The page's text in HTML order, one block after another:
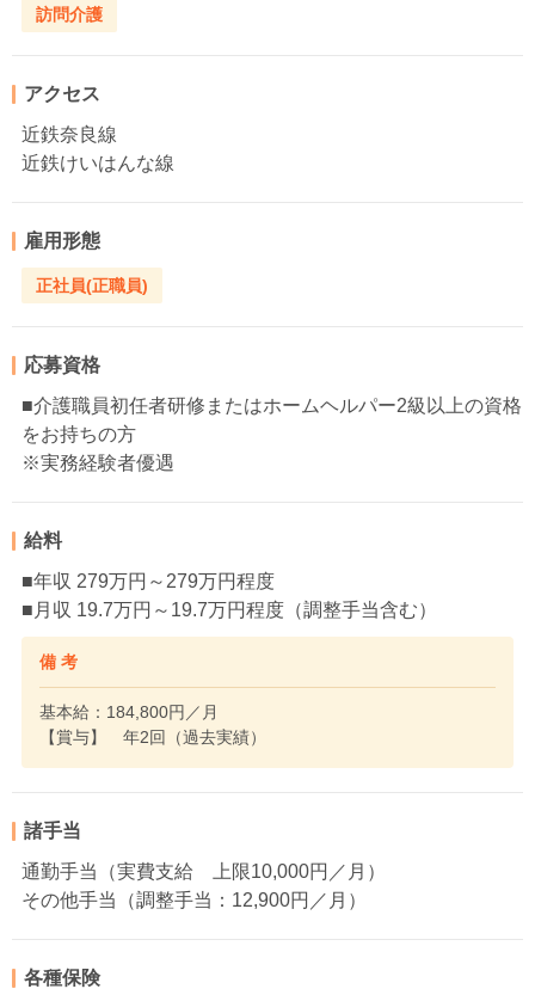
訪問介護
アクセス
近鉄奈良線
近鉄けいはんな線
雇用形態
正社員(正職員)
応募資格
■介護職員初任者研修またはホームヘルパー2級以上の資格
をお持ちの方
※実務経験者優遇
給料
■年収 279万円～279万円程度
■月収 19.7万円～19.7万円程度（調整手当含む）
備 考
基本給：184,800円／月
【賞与】 年2回（過去実績）
諸手当
通勤手当（実費支給 上限10,000円／月）
その他手当（調整手当：12,900円／月）
各種保険